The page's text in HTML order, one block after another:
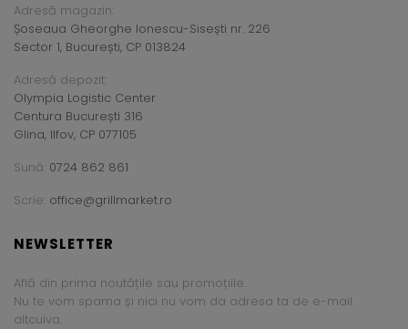
Adresă magazin:
Șoseaua Gheorghe Ionescu-Sisești nr. 226
Sector 1, București, CP 013824
Adresă depozit:
Olympia Logistic Center
Centura București 316
Glina, Ilfov, CP 077105
Sună: 0724 862 861
Scrie: office@grillmarket.ro
NEWSLETTER
Află din prima noutățile sau promoțiile.
Nu te vom spama și nici nu vom da adresa ta de e-mail
altcuiva.